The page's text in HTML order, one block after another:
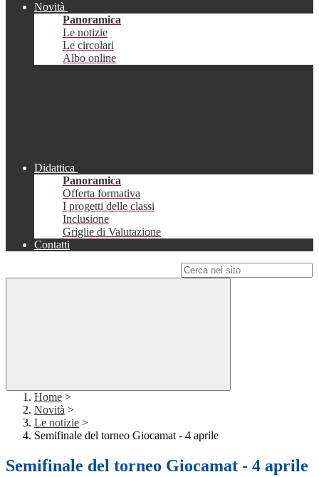
Novità
Panoramica
Le notizie
Le circolari
Albo online
Didattica
Panoramica
Offerta formativa
I progetti delle classi
Inclusione
Griglie di Valutazione
Contatti
Home >
Novità >
Le notizie >
Semifinale del torneo Giocamat - 4 aprile
Semifinale del torneo Giocamat - 4 aprile